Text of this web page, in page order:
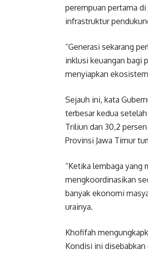
perempuan pertama
infrastruktur
“Generasi sekarang
inklusi keuangan bagi
menyiapkan
Sejauh ini, kata
terbesar kedua
Triliun dan 30,2
Provinsi Jawa Timur
“Ketika lembaga
mengkoordinasikan
banyak ekonomi
urainya.
Khofifah
Kondisi ini